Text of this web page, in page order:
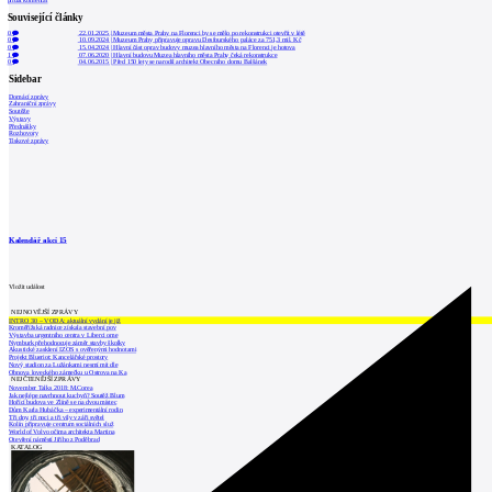
Související články
0 22.01.2025 |Muzeum města Prahy na Florenci by se mělo po rekonstrukci otevřít v létě
0
10.09.2024 |Muzeum Prahy připravuje opravu Desfourského paláce za 751,3 mil. Kč
0 15.04.2024 |Hlavní část oprav budovy muzea hlavního města na Florenci je hotova
1
07.06.2020 |Hlavní budovu Muzea hlavního města Prahy čeká rekonstrukce
0
04.06.2015 |Před 150 lety se narodil architekt Obecního domu Balšánek
Sidebar
Domácí zprávy
Zahraniční zprávy
Soutěže
Výstavy
Přednášky
Rozhovory
Tiskové zprávy
Kalendář akcí 15
Vložit událost
NEJNOVĚJŠÍ ZPRÁVY
INTRO 30 – VODA: aktuální vydání je již
Kroměřížská radnice získala stavební pov
Výstavba urgentního centra v Liberci ome
Nymburk přehodnocuje záměr stavby školky
Akustické zasklení IZOS s ověřenými hodnotami
Projekt Blueriot: Kancelářské prostory
Nový stadion za Lužánkami nesmí mít dle
Obnova loveckého zámečku u Ostrova na Ka
NEJČTENĚJŠÍ ZPRÁVY
November Talks 2018: M.Corea
Jak nejlépe navrhnout kuchyň? Soutěž Blum
Hořící budova ve Zlíně se na dvou místec
Dům Karla Hubáčka – experimentální rodin
Tři dny, tři noci a tři vily v záři světel
Kolín připravuje centrum sociálních služ
World of Volvo očima architekta Martina
Otevření náměstí Jiřího z Poděbrad
KATALOG